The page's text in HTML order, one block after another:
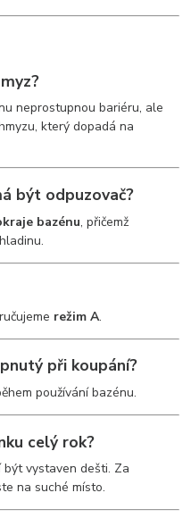
neprostupnou bariéru, ale
který dopadá na
být odpuzovač?
bazénu, přičemž
režim A.
při koupání?
používání bazénu.
celý rok?
být vystaven dešti. Za
na suché místo.